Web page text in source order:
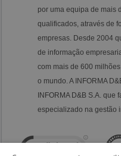
por uma equipa de mais
qualificados, através de
empresas. Desde 2004
de informação
com mais de 600
o mundo. A INFORMA
INFORMA D&B S.A.
especializado na gestão